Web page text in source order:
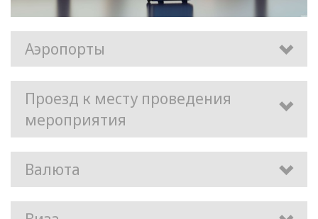
Аэропорты
Проезд к месту проведения
мероприятия
Валюта